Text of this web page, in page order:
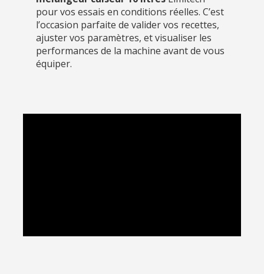
pour vos essais en conditions réelles. C’est
l’occasion parfaite de valider vos recettes,
ajuster vos paramètres, et visualiser les
performances de la machine avant de vous
équiper.